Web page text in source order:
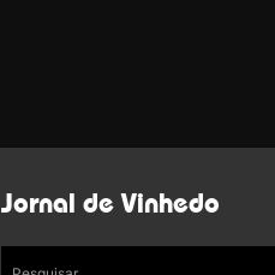
Jornal de Vinhedo